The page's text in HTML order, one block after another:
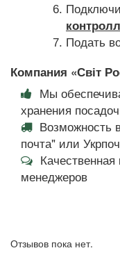
Подать
Компания «Світ
Мы
хранения
Возможность
почта" или
менеджеров
Отзывов пока нет.